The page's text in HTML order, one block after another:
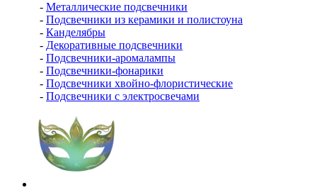
- Металлические подсвечники
- Подсвечники из керамики и полистоуна
- Канделябры
- Декоративные подсвечники
- Подсвечники-аромалампы
- Подсвечники-фонарики
- Подсвечники хвойно-флористические
- Подсвечники с электросвечами